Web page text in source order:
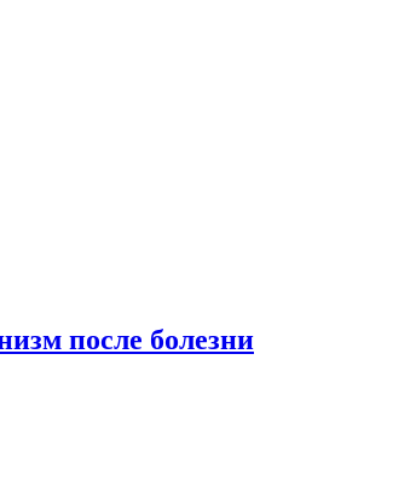
после болезни